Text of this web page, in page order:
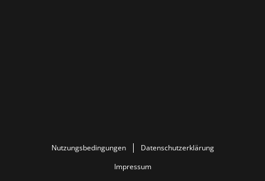
Nutzungsbedingungen
Datenschutzerklärung
Impressum